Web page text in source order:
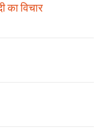
का विचार